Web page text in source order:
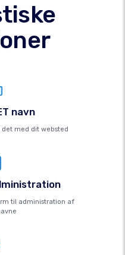
navn
med dit websted
til administration af